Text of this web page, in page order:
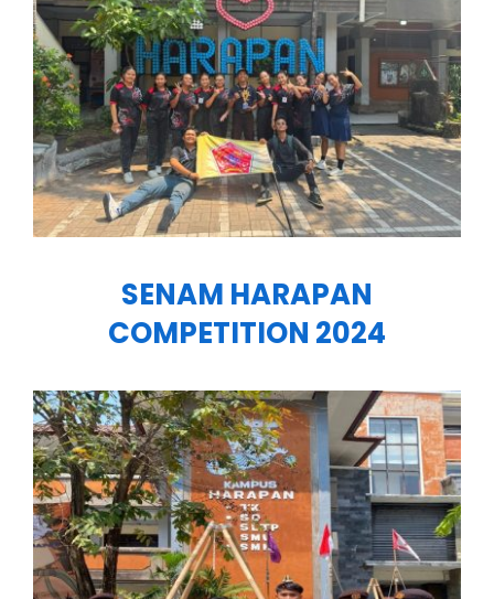
SENAM HARAPAN
COMPETITION 2024